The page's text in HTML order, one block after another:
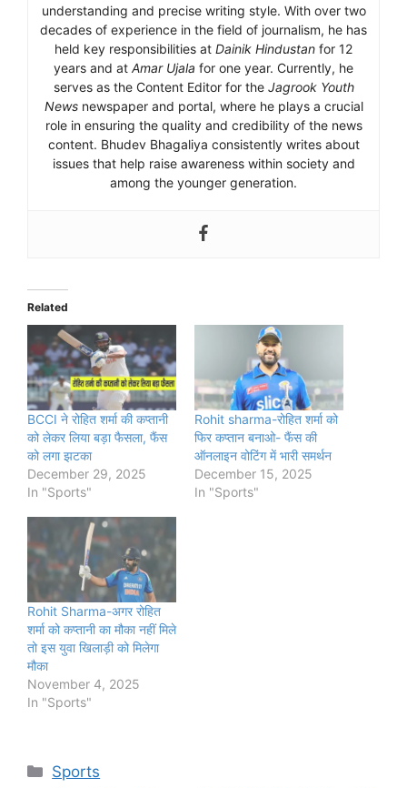
understanding and precise writing style. With over two
decades of experience in the field of journalism, he has
held key responsibilities at Dainik Hindustan for 12
years and at Amar Ujala for one year. Currently, he
serves as the Content Editor for the Jagrook Youth
Newsnewspaper and portal, where he plays a crucial
role in ensuring the quality and credibility of the news
content. Bhudev Bhagaliya consistently writes about
issues that help raise awareness within society and
among the younger generation.
Related
BCCI ने रोहित शर्मा की कप्तानी
को लेकर लिया बड़ा फैसला, फैंस
को लगा झटका
December 29, 2025
In "Sports"
Rohit sharma-रोहित शर्मा को
फिर कप्तान बनाओ- फैंस की
ऑनलाइन वोटिंग में भारी समर्थन
December 15, 2025
In "Sports"
Rohit Sharma-अगर रोहित
शर्मा को कप्तानी का मौका नहीं मिले
तो इस युवा खिलाड़ी को मिलेगा
मौका
November 4, 2025
In "Sports"
Categories
Sports